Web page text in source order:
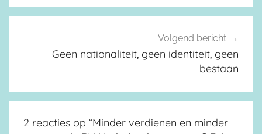
Volgend bericht
Geen nationaliteit, geen identiteit, geen
bestaan
2 reacties op “Minder verdienen en minder